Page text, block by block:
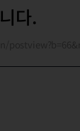
다.